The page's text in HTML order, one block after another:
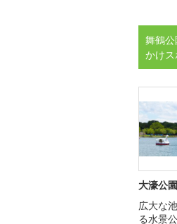
舞鶴
かけス
大濠公園
広大な
る水景